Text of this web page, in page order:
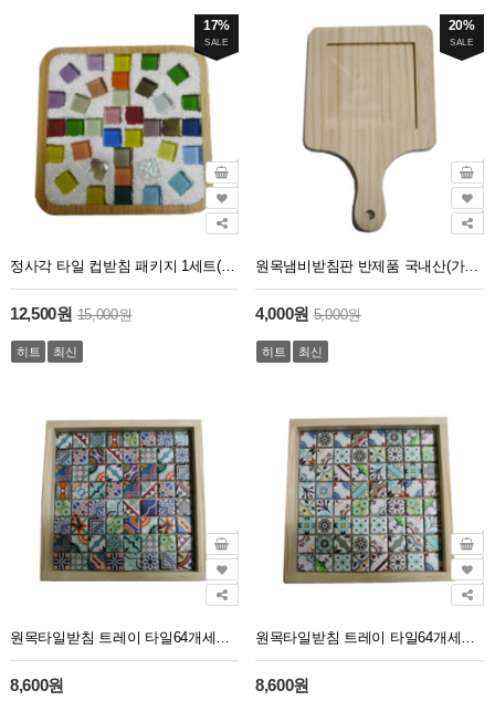
17%
SALE
정사각 타일 컵받침 패키지 1세트(6개)
12,500원15,000원
히트 최신
20%
SALE
원목냄비받침판 반제품 국내산(가로14cm 길이22.5cm 판깊이0.45cm 판두께1.5cm)
4,000원5,000원
히트 최신
8,600원 8,600원